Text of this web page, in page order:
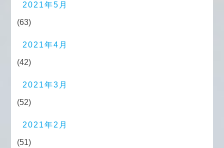
2021年5月
(63)
2021年4月
(42)
2021年3月
(52)
2021年2月
(51)